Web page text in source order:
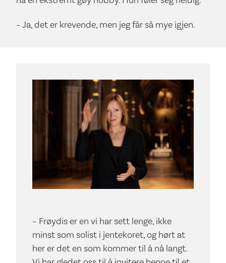
– Ja, det er krevende, men jeg får så mye igjen.
– Frøydis er en vi har sett lenge, ikke
minst som solist i jentekoret, og hørt at
her er det en som kommer til å nå langt.